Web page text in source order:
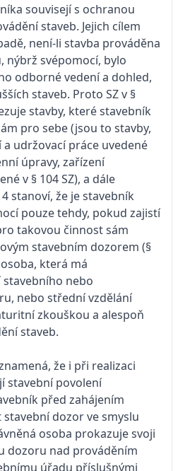
souvisejí s ochranou
staveb. Jejich cílem
není-li stavba prováděna
nýbrž svépomocí, bylo
odborné vedení a dohled,
staveb. Proto SZ v §
stavby, které stavebník
pro sebe (jsou to stavby,
udržovací práce uvedené
úpravy, zařízení
v § 104 SZ), a dále
stanoví, že je stavebník
pouze tehdy, pokud zajistí
takovou činnost sám
stavebním dozorem (§
která má
nebo
nebo střední vzdělání
zkouškou a alespoň
staveb.
že i při realizaci
stavební povolení
před zahájením
dozor ve smyslu
osoba prokazuje svoji
dozoru nad prováděním
úřadu příslušnými